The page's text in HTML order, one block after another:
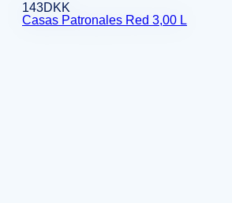
143DKK
Casas Patronales Red 3,00 L